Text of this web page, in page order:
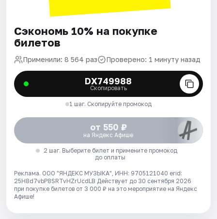
Сэкономь 10% на покупке
билетов
Применили: 8 564 раз Проверено: 1 минуту назад
DX749988
Скопировать
1 шаг. Скопируйте промокод
от 550 ₽
на Яндекс Афише
2 шаг. Выберите билет и примените промокод
до оплаты
Реклама. ООО "ЯНДЕКС МУЗЫКА", ИНН: 9705121040 erid:
25H8d7vbP8SRTvHZrUcdLB Действует до 30 сентября 2026
при покупке билетов от 3 000 ₽ на это мероприятие на Яндекс
Афише!